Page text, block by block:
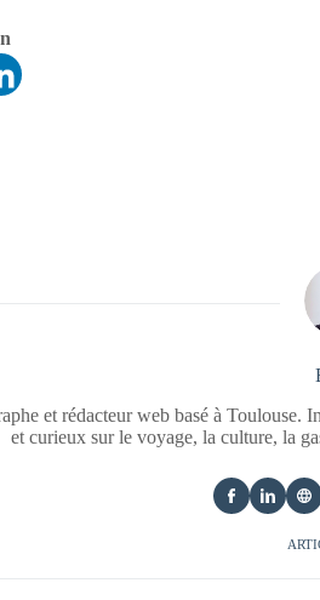
et rédacteur web basé à Toulouse.
et curieux sur le voyage, la culture, la